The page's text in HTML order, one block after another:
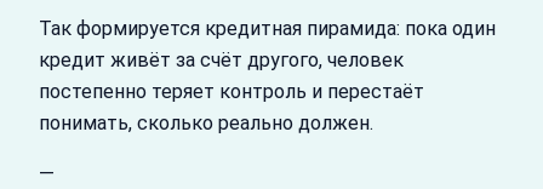
Так формируется кредитная пирамида: пока один
кредит живёт за счёт другого, человек
постепенно теряет контроль и перестаёт
понимать, сколько реально должен.
—